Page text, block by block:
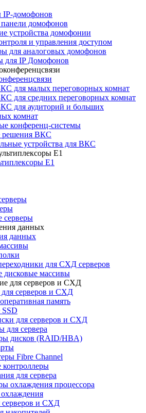
IP-домофонов
домофонов
устройства домофонии
и управления доступом
для аналоговых домофонов
для IP Домофонов
для малых переговорных комнат
для средних переговорных комнат
для аудиторий и больших
комнат
конференц-системы
решения ВКС
устройства для ВКС
Е1
серверы
данных
для СХД серверов
дисковые массивы
серверов и СХД
память
для серверов и СХД
для сервера
дисков (RAID/HBA)
Fibre Channel
для сервера
охлаждения процессора
серверов и СХД